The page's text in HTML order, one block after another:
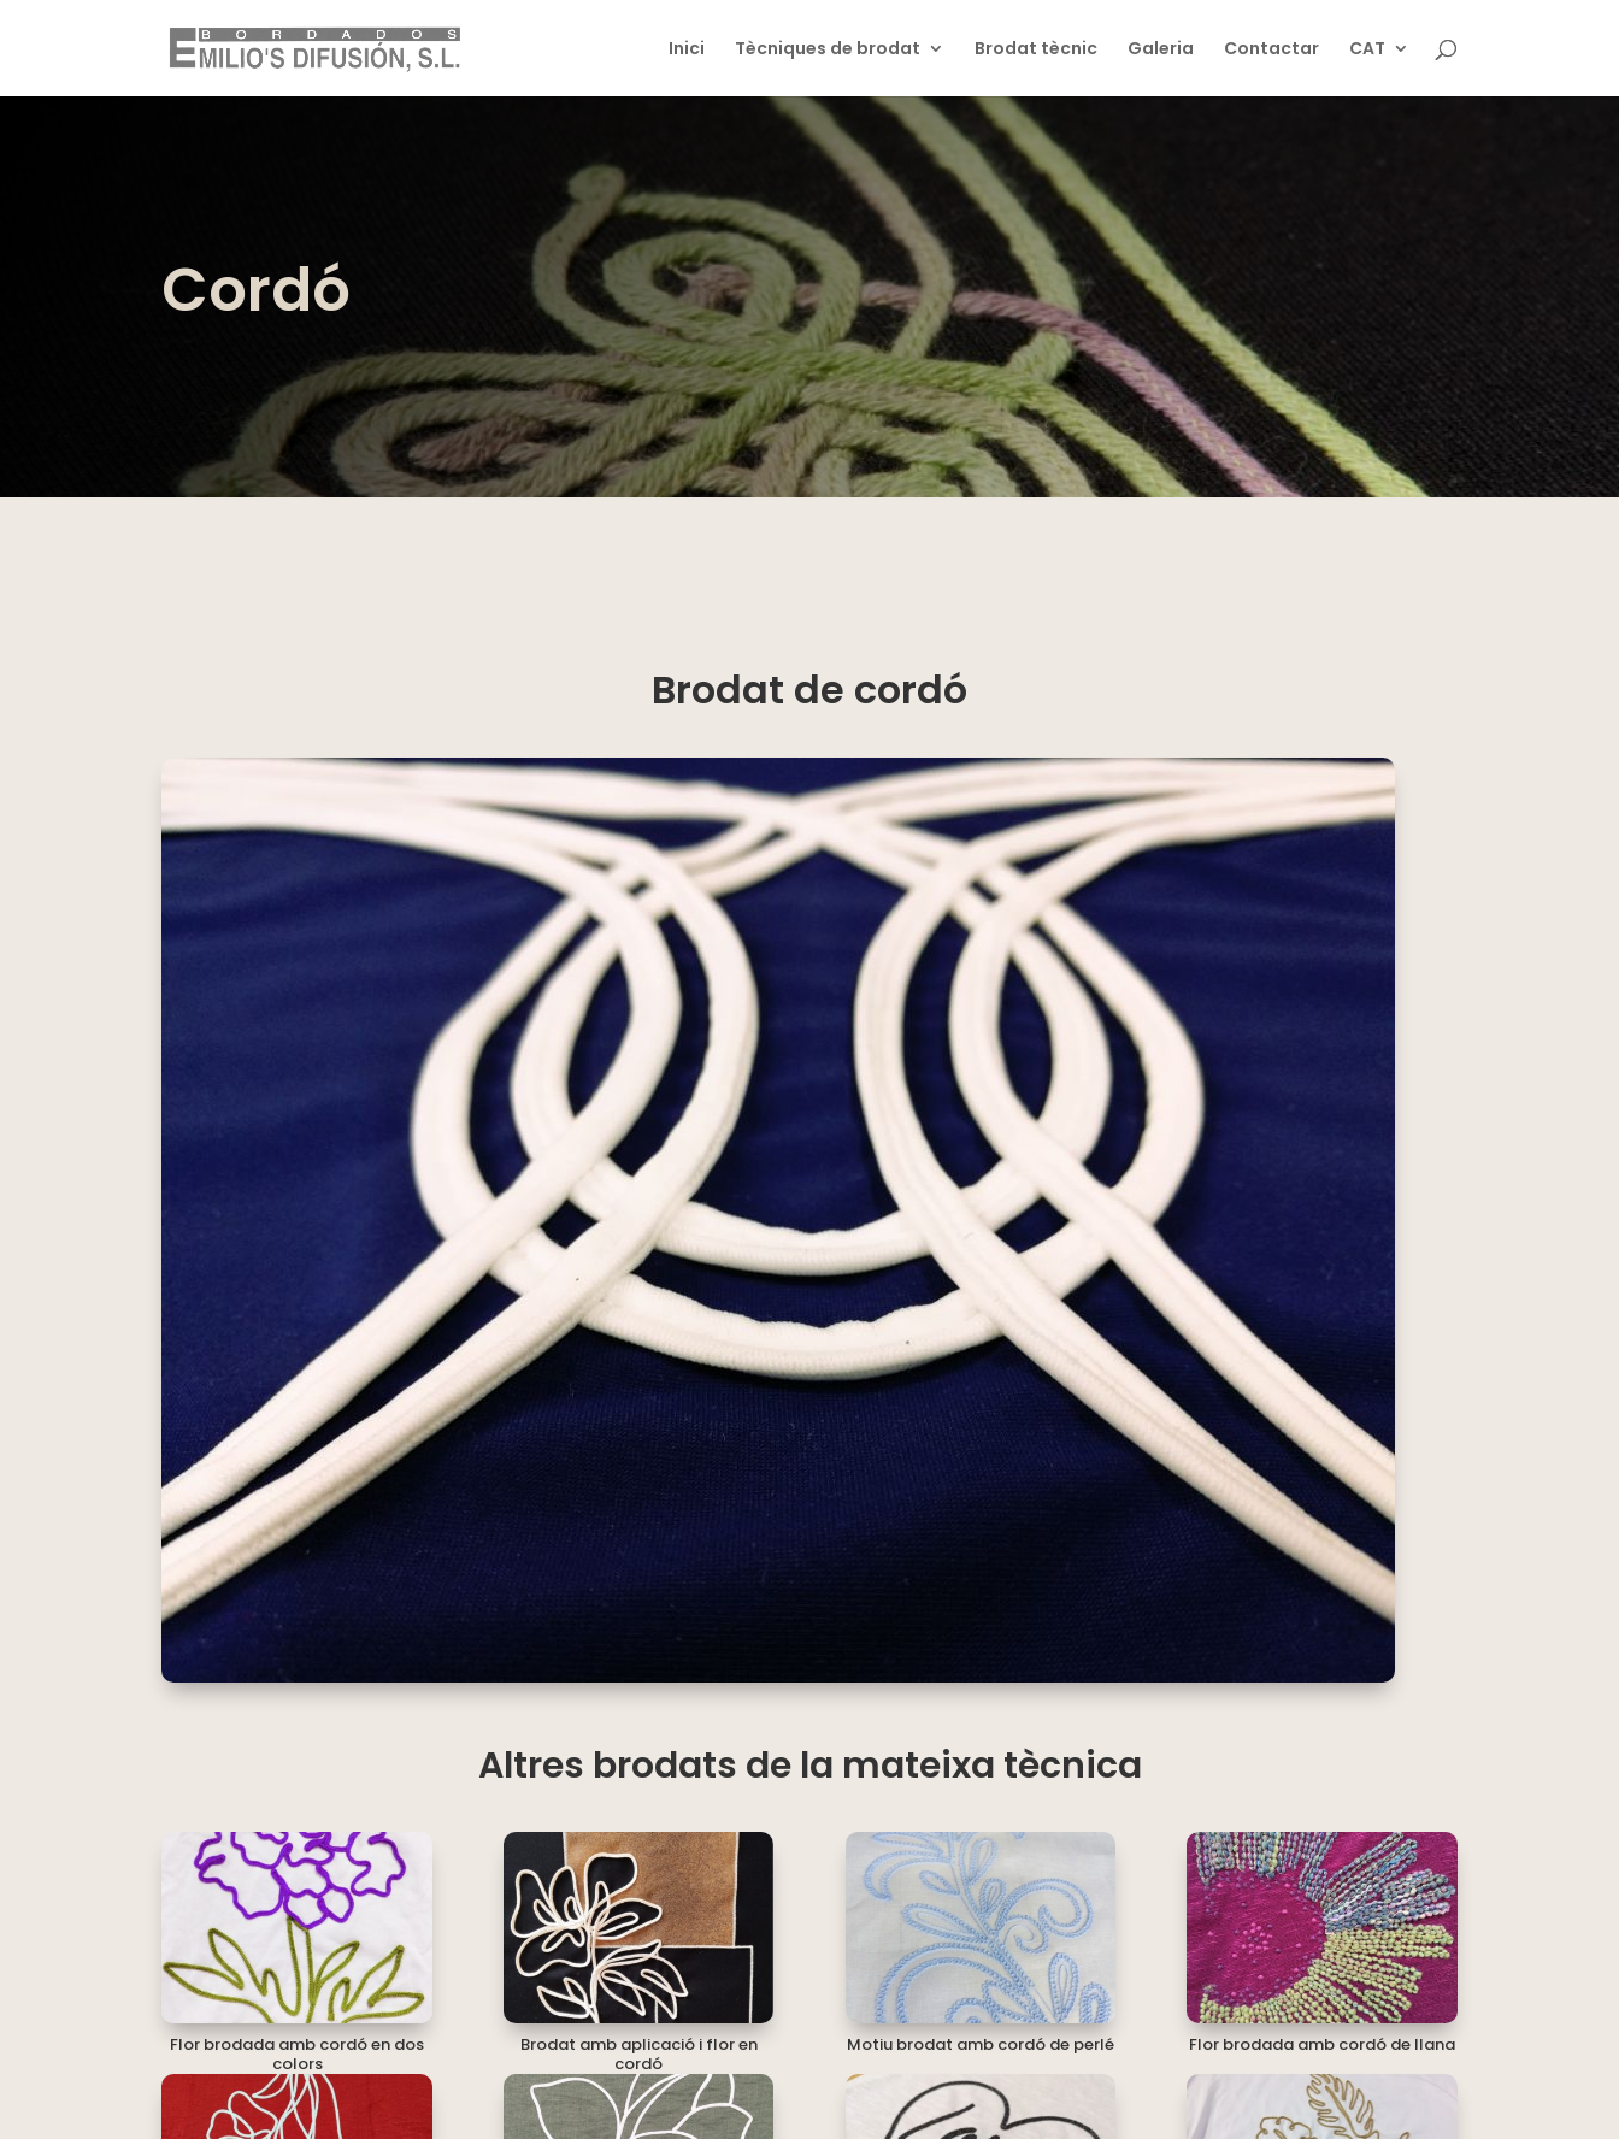
Inici Tècniques de brodat Brodat tècnic Galeria Contactar CAT
Cordó
Brodat de cordó
Altres brodats de la mateixa tècnica
Flor brodada amb cordó en dos
colors
Brodat amb aplicació i flor en
cordó
Motiu brodat amb cordó de perlé Flor brodada amb cordó de llana